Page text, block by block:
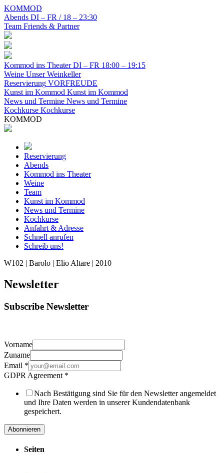
KOMMOD
Abends DI – FR / 18 – 23:30
Team Friends & Partner
Kommod ins Theater DI – FR 18:00 – 19:15
Weine Unser Weinkeller
Reservierung VORFREUDE
Kunst im Kommod Kunst im Kommod
News und Termine News und Termine
Kochkurse Kochkurse
KOMMOD
Reservierung
Abends
Kommod ins Theater
Weine
Team
Kunst im Kommod
News und Termine
Kochkurse
Anfahrt & Adresse
Schnell anrufen
Schreib uns!
W102 | Barolo | Elio Altare | 2010
Newsletter
Subscribe Newsletter
Vorname
Zuname
Email *
GDPR Agreement *
Nach Bestätigung sind Sie für den Newsletter angemeldet
und Ihre Daten werden in unserer Kundendatenbank
gespeichert.
Abonnieren
Seiten